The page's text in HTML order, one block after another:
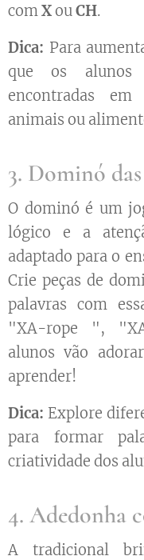
comXouCH.
Dica: Para
que os alunos
encontradas em
animais ou
3. Dominó
O dominó é um
lógico e a
adaptado para o
Crie peças de
palavras com
"XA-rope ",
alunos vão
aprender!
Dica: Explore
para formar
criatividade dos
4. Adedonha
A tradicional